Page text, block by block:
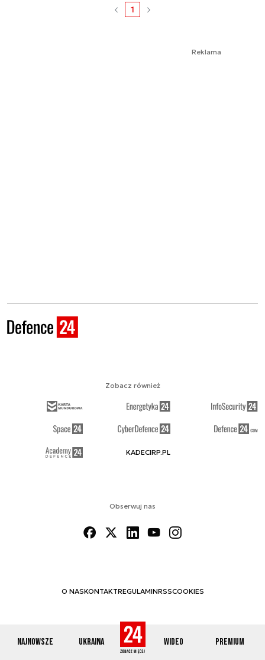
Najnowsze Ukraina Wideo Premium
1
Reklama
Obserwuj nas
O NASKONTAKTREGULAMINRSSCOOKIES
Zobacz również
KADECIRP.PL
© 2012-2026 DEFENCE24